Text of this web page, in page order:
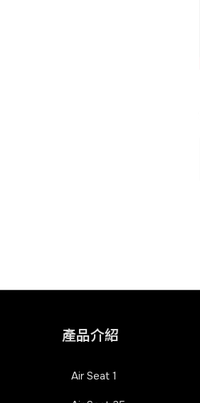
產品介紹
Air Seat 1